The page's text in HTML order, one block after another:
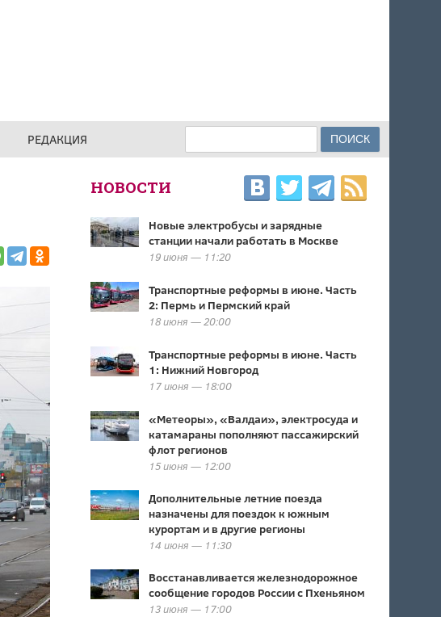
РЕДАКЦИЯ ФОРМА ПОИСКА
НОВОСТИ
Новые электробусы и зарядные
станции начали работать в Москве
19 июня — 11:20
Транспортные реформы в июне. Часть
2: Пермь и Пермский край
18 июня — 20:00
Транспортные реформы в июне. Часть
1: Нижний Новгород
17 июня — 18:00
«Метеоры», «Валдаи», электросуда и
катамараны пополняют пассажирский
флот регионов
15 июня — 12:00
Дополнительные летние поезда
назначены для поездок к южным
курортам и в другие регионы
14 июня — 11:30
Восстанавливается железнодорожное
сообщение городов России с Пхеньяном
13 июня — 17:00